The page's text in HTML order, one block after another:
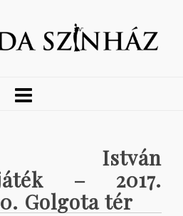
István
– 2017.
Golgota tér